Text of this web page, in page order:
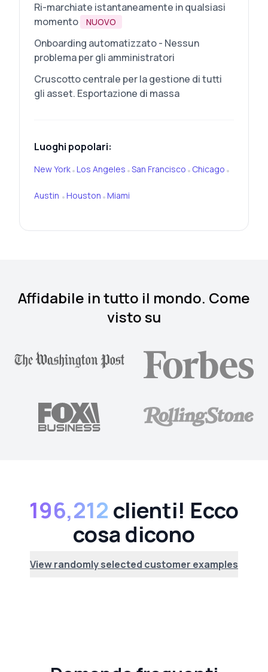
Ri-marchiate istantaneamente in qualsiasi
momento
NUOVO
Onboarding automatizzato - Nessun
problema per gli amministratori
Cruscotto centrale per la gestione di tutti
gli asset. Esportazione di massa
Luoghi popolari:
New York•Los Angeles •San Francisco • Chicago •
Austin •Houston •Miami
Affidabile in tutto il mondo. Come
visto su
196,212 clienti! Ecco
cosa dicono
View randomly selected customer examples